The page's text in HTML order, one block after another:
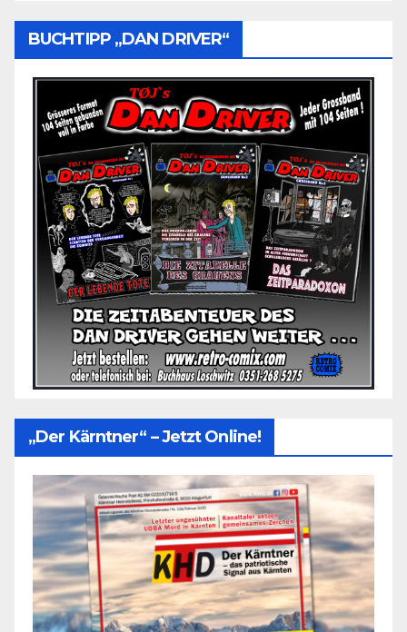
BUCHTIPP „DAN DRIVER“
„Der Kärntner“ – Jetzt Online!